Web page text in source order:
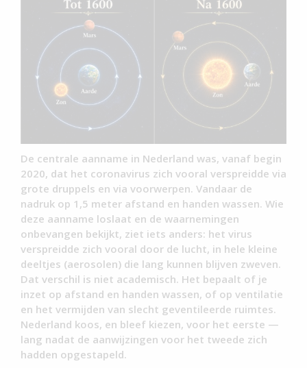
De centrale aanname in Nederland was, vanaf begin
2020, dat het coronavirus zich vooral verspreidde via
grote druppels en via voorwerpen. Vandaar de
nadruk op 1,5 meter afstand en handen wassen. Wie
deze aanname loslaat en de waarnemingen
onbevangen bekijkt, ziet iets anders: het virus
verspreidde zich vooral door de lucht, in hele kleine
deeltjes (aerosolen) die lang kunnen blijven zweven.
Dat verschil is niet academisch. Het bepaalt of je
inzet op afstand en handen wassen, of op ventilatie
en het vermijden van slecht geventileerde ruimtes.
Nederland koos, en bleef kiezen, voor het eerste —
lang nadat de aanwijzingen voor het tweede zich
hadden opgestapeld.